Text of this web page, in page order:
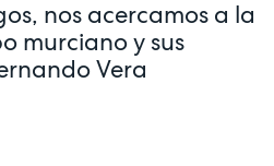
nos acercamos a la
murciano y sus
Vera